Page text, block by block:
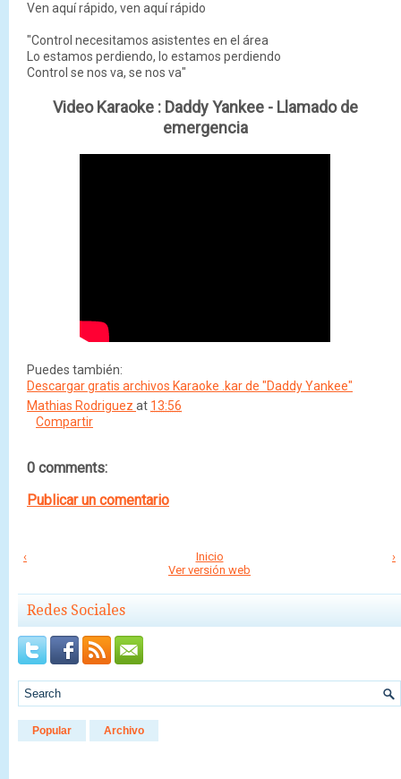
Ven aquí rápido, ven aquí rápido
"Control necesitamos asistentes en el área
Lo estamos perdiendo, lo estamos perdiendo
Control se nos va, se nos va"
Video Karaoke : Daddy Yankee - Llamado de
emergencia
Puedes también:
Descargar gratis archivos Karaoke .kar de "Daddy Yankee"
Mathias Rodriguez at 13:56
Compartir
0 comments:
Publicar un comentario
‹ ›
Inicio
Ver versión web
Redes Sociales
Popular Archivo